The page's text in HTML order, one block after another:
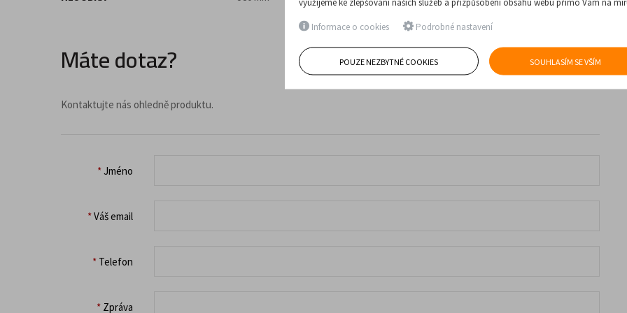
Máte dotaz?
Kontaktujte nás ohledně produktu.
*Jméno
*Váš email
* Telefon
* Zpráva
Informace o cookies Podrobné nastavení
POUZE NEZBYTNÉ COOKIES SOUHLASÍM SE VŠÍM